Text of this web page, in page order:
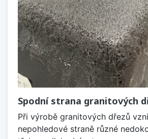
Spodní strana granitových
Při výrobě granitových dřezů
nepohledové straně různé